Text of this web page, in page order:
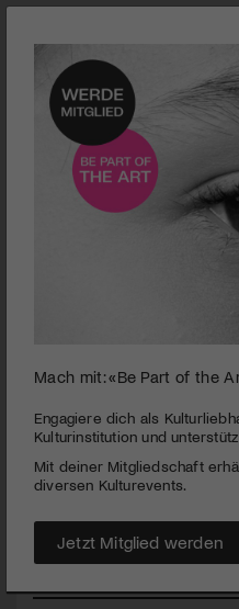
seconds
minutes,
seconds
Kunst(Zeug)Haus
PUBLIZIERT AM 8.
Unterschiedlichste
Kunst(Zeug)Haus – wer mehr
MEHR
Mach mit: «Be Part of the
Engagiere dich als
Kulturinstitution und
Mit deiner Mitgliedschaft
diversen Kulturevents.
Jetzt Mitglied werden